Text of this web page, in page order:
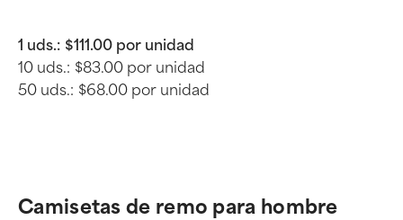
1 uds.: $111.00 por unidad
10 uds.: $83.00 por unidad
50 uds.: $68.00 por unidad
Camisetas de remo para hombre